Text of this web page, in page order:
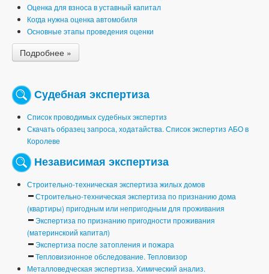
Оценка для взноса в уставный капитал
Когда нужна оценка автомобиля
Основные этапы проведения оценки
Подробнее »
Судебная экспертиза
Список проводимых судебных экспертиз
Скачать образец запроса, ходатайства. Список экспертиз АБО в
Королеве
Независимая экспертиза
Строительно-техническая экспертиза жилых домов
Строительно-техническая экспертиза по признанию дома
(квартиры) пригодным или непригодным для проживания
Экспертиза по признанию пригодности проживания
(материнскоий капитал)
Экспертиза после затопления и пожара
Тепловизионное обследование. Тепловизор
Металловедческая экспертиза. Химический анализ.